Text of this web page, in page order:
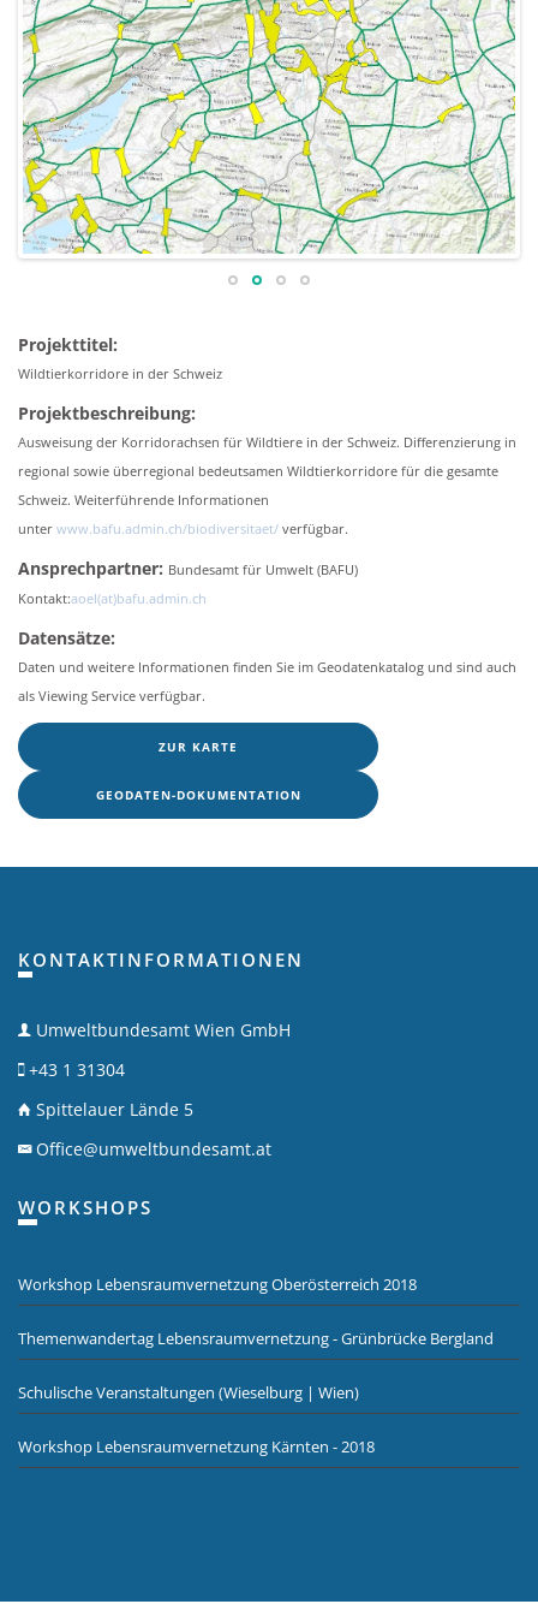
Projekttitel:
Wildtierkorridore in der Schweiz
Projektbeschreibung:
Ausweisung der Korridorachsen für Wildtiere in der Schweiz. Differenzierung in
regional sowie überregional bedeutsamen Wildtierkorridore für die gesamte
Schweiz. Weiterführende Informationen
unter www.bafu.admin.ch/biodiversitaet/ verfügbar.
Ansprechpartner: Bundesamt für Umwelt (BAFU)
Kontakt:aoel(at)bafu.admin.ch
Datensätze:
Daten und weitere Informationen finden Sie im Geodatenkatalog und sind auch
als Viewing Service verfügbar.
ZUR KARTE
GEODATEN-DOKUMENTATION
KONTAKTINFORMATIONEN
Umweltbundesamt Wien GmbH
+43 1 31304
Spittelauer Lände 5
Office@umweltbundesamt.at
WORKSHOPS
Workshop Lebensraumvernetzung Oberösterreich 2018
Themenwandertag Lebensraumvernetzung - Grünbrücke Bergland
Schulische Veranstaltungen (Wieselburg | Wien)
Workshop Lebensraumvernetzung Kärnten - 2018